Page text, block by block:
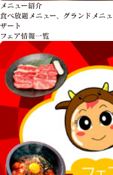
メニュー紹介
食べ放題メニュー、グランドメニ
ザート
フェア情報一覧